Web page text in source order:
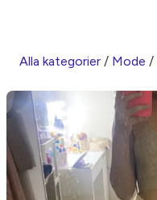
Alla kategorier / Mode /